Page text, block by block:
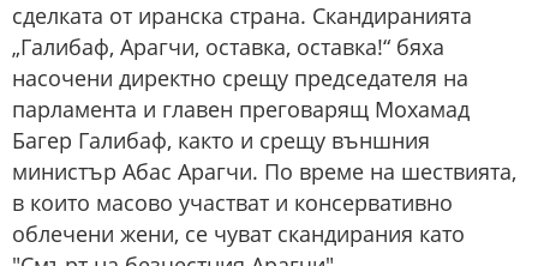
сделката от иранска страна. Скандиранията
„Галибаф, Арагчи, оставка, оставка!“ бяха
насочени директно срещу председателя на
парламента и главен преговарящ Мохамад
Багер Галибаф, както и срещу външния
министър Абас Арагчи. По време на шествията,
в които масово участват и консервативно
облечени жени, се чуват скандирания като